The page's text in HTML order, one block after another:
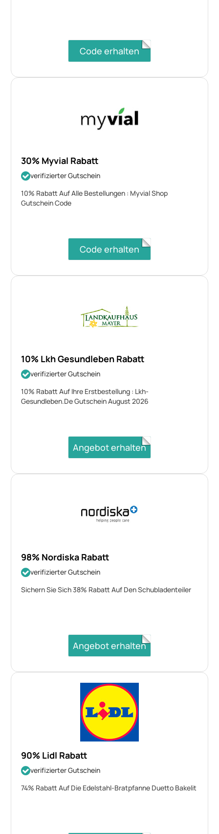
Code erhalten
30% Myvial Rabatt
verifizierter Gutschein
10% Rabatt Auf Alle Bestellungen : Myvial Shop
Gutschein Code
Code erhalten
10% Lkh Gesundleben Rabatt
verifizierter Gutschein
10% Rabatt Auf Ihre Erstbestellung : Lkh-
Gesundleben.De Gutschein August 2026
Angebot erhalten
98% Nordiska Rabatt
verifizierter Gutschein
Sichern Sie Sich 38% Rabatt Auf Den Schubladenteiler
Angebot erhalten
90% Lidl Rabatt
verifizierter Gutschein
74% Rabatt Auf Die Edelstahl-Bratpfanne Duetto Bakelit